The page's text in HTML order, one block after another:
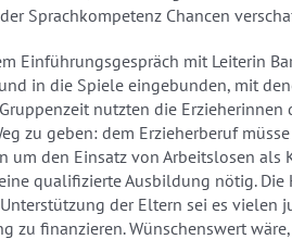
Sprachkompetenz Chancen
Einführungsgespräch mit Leiterin
in die Spiele eingebunden, mit
nutzten die
zu geben: dem Erzieherberuf
um den Einsatz von Arbeitslosen
qualifizierte Ausbildung nötig. Die
der Eltern sei es vielen
zu finanzieren. Wünschenswert